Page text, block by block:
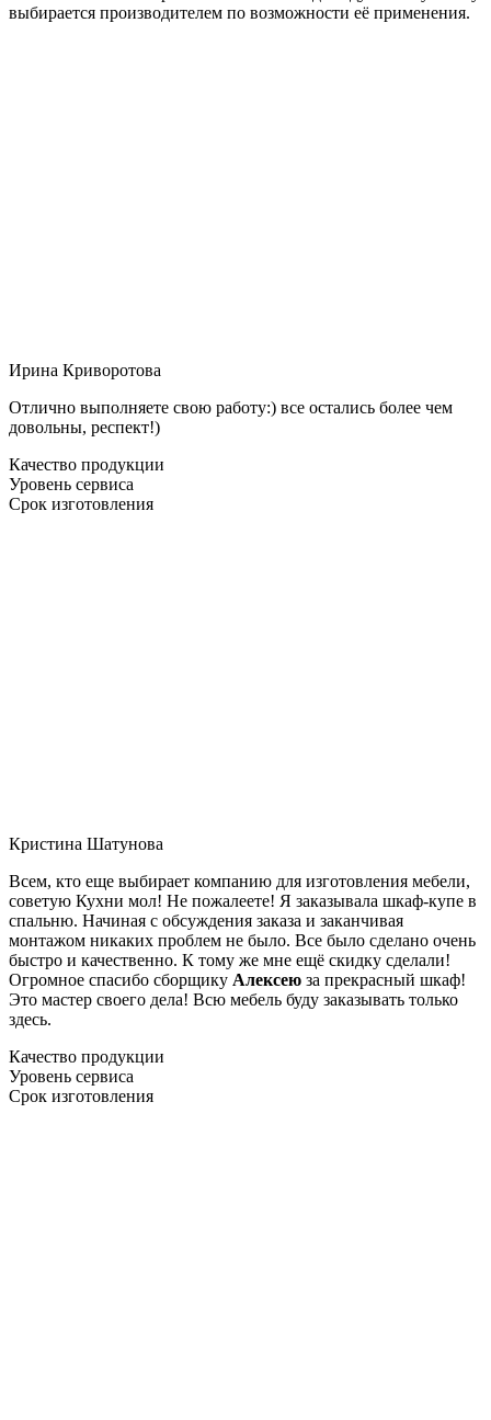
выбирается производителем по возможности её применения.
Ирина Криворотова
Отлично выполняете свою работу:) все остались более чем
довольны, респект!)
Качество продукции
Уровень сервиса
Срок изготовления
Кристина Шатунова
Всем, кто еще выбирает компанию для изготовления мебели,
советую Кухни мол! Не пожалеете! Я заказывала шкаф-купе в
спальню. Начиная с обсуждения заказа и заканчивая
монтажом никаких проблем не было. Все было сделано очень
быстро и качественно. К тому же мне ещё скидку сделали!
Огромное спасибо сборщику Алексею за прекрасный шкаф!
Это мастер своего дела! Всю мебель буду заказывать только
здесь.
Качество продукции
Уровень сервиса
Срок изготовления